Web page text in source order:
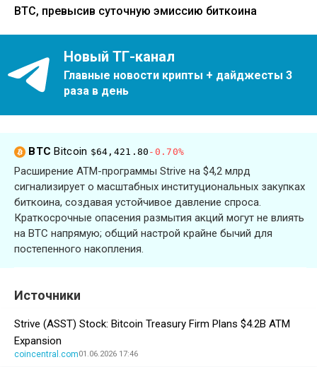
BTC, превысив суточную эмиссию биткоина
Новый ТГ-канал
Главные новости крипты + дайджесты 3
раза в день
BTCBitcoin $64,421.80 -0.70%
Расширение ATM-программы Strive на $4,2 млрд
сигнализирует о масштабных институциональных закупках
биткоина, создавая устойчивое давление спроса.
Краткосрочные опасения размытия акций могут не влиять
на BTC напрямую; общий настрой крайне бычий для
постепенного накопления.
Источники
Strive (ASST) Stock: Bitcoin Treasury Firm Plans $4.2B ATM
Expansion
coincentral.com01.06.2026 17:46